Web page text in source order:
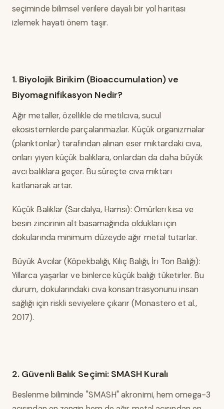
seçiminde bilimsel verilere dayalı bir yol haritası
izlemek hayati önem taşır.
1. Biyolojik Birikim (Bioaccumulation) ve
Biyomagnifikasyon Nedir?
Ağır metaller, özellikle de metilcıva, sucul
ekosistemlerde parçalanmazlar. Küçük organizmalar
(planktonlar) tarafından alınan eser miktardaki cıva,
onları yiyen küçük balıklara, onlardan da daha büyük
avcı balıklara geçer. Bu süreçte cıva miktarı
katlanarak artar.
Küçük Balıklar (Sardalya, Hamsi): Ömürleri kısa ve
besin zincirinin alt basamağında oldukları için
dokularında minimum düzeyde ağır metal tutarlar.
Büyük Avcılar (Köpekbalığı, Kılıç Balığı, İri Ton Balığı):
Yıllarca yaşarlar ve binlerce küçük balığı tüketirler. Bu
durum, dokularındaki cıva konsantrasyonunu insan
sağlığı için riskli seviyelere çıkarır (Monastero et al.,
2017).
2. Güvenli Balık Seçimi: SMASH Kuralı
Beslenme biliminde "SMASH" akronimi, hem omega-3